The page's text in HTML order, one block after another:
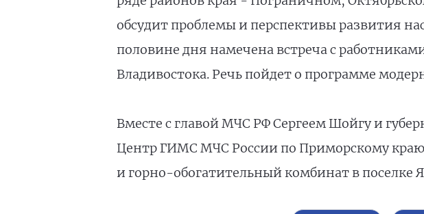
обсудит проблемы и перспективы развития
половине дня намечена встреча с
Владивостока. Речь пойдет о программе
Вместе с главой МЧС РФ Сергеем Шойгу и
Центр ГИМС МЧС России по Приморскому
и горно-обогатительный комбинат в поселке